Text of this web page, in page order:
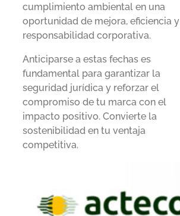
cumplimiento ambiental en una
oportunidad de mejora, eficiencia y
responsabilidad corporativa.
Anticiparse a estas fechas es
fundamental para garantizar la
seguridad jurídica y reforzar el
compromiso de tu marca con el
impacto positivo. Convierte la
sostenibilidad en tu ventaja
competitiva.